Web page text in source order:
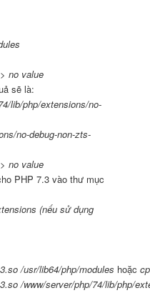
> no value
sẽ là:
lib/php/extensions/no-
no-debug-non-zts-
no value
PHP 7.3 vào thư mục
(nếu sử dụng
3.so/usr/lib64/php/modules hoặccp
3.so/www/server/php/74/lib/php/